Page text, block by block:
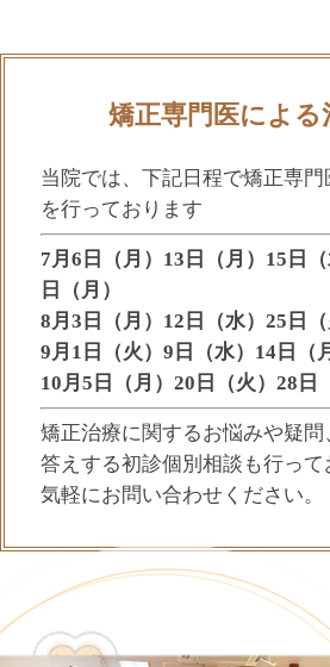
矯正専門医による
当院では、下記日程で矯正専
を行っております
7月6日（月）13日（月）15日
日（月）
8月3日（月）12日（水）25日（
9月1日（火）9日（水）14日（
10月5日（月）20日（火）28日
矯正治療に関するお悩みや疑
答えする初診個別相談も行っ
気軽にお問い合わせください。